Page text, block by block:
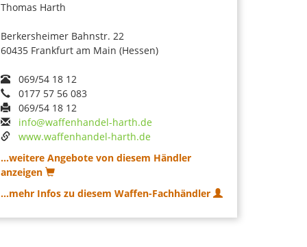
Thomas Harth
Berkersheimer Bahnstr. 22
60435 Frankfurt am Main (Hessen)
069/54 18 12
0177 57 56 083
069/54 18 12
info@waffenhandel-harth.de
www.waffenhandel-harth.de
...weitere Angebote von diesem Händler
anzeigen
...mehr Infos zu diesem Waffen-Fachhändler